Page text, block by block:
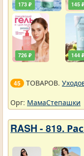
173 ₽
726 ₽
145 ₽
144 ₽
45 ТОВАРОВ.
Орг: МамаСтепашки
RASH - 819.